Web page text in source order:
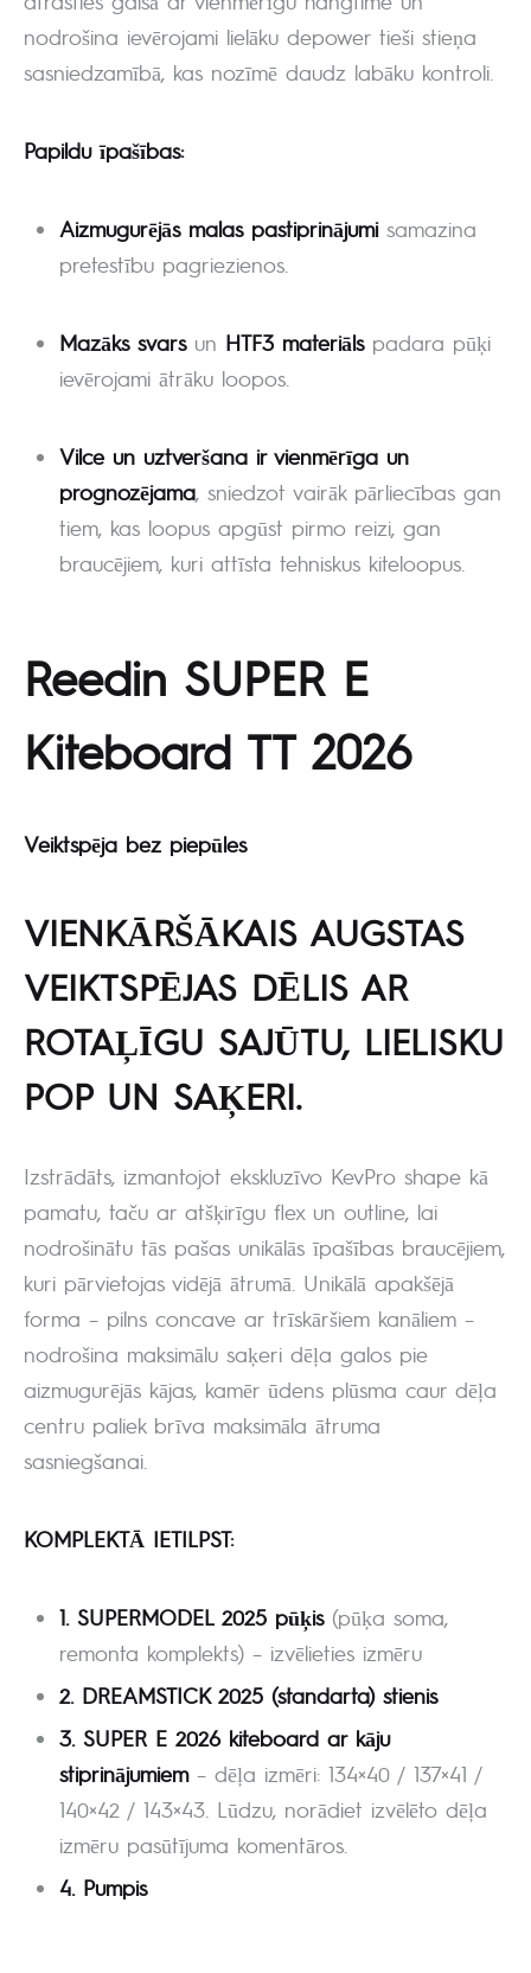
nodrošina ievērojami lielāku depower tieši stieņa
sasniedzamībā, kas nozīmē daudz labāku kontroli.
Papildu īpašības:
Aizmugurējās malas pastiprinājumisamazina
pretestību pagriezienos.
Mazāks svarsun HTF3 materiālspadara pūķi
ievērojami ātrāku loopos.
Vilce un uztveršana ir vienmērīga un
prognozējama, sniedzot vairāk pārliecības gan
tiem, kas loopus apgūst pirmo reizi, gan
braucējiem, kuri attīsta tehniskus kiteloopus.
Reedin SUPER E
Kiteboard TT 2026
Veiktspēja bez piepūles
VIENKĀRŠĀKAIS AUGSTAS
VEIKTSPĒJAS DĒLIS AR
ROTAĻĪGU SAJŪTU, LIELISKU
POP UN SAĶERI.
Izstrādāts, izmantojot ekskluzīvo KevPro shape kā
pamatu, taču ar atšķirīgu flex un outline, lai
nodrošinātu tās pašas unikālās īpašības braucējiem,
kuri pārvietojas vidējā ātrumā. Unikālā apakšējā
forma – pilns concave ar trīskāršiem kanāliem –
nodrošina maksimālu saķeri dēļa galos pie
aizmugurējās kājas, kamēr ūdens plūsma caur dēļa
centru paliek brīva maksimāla ātruma
sasniegšanai.
KOMPLEKTĀ IETILPST:
1. SUPERMODEL 2025 pūķis(pūķa soma,
remonta komplekts) – izvēlieties izmēru
2. DREAMSTICK 2025 (standarta) stienis
3. SUPER E 2026 kiteboard ar kāju
stiprinājumiem– dēļa izmēri: 134×40 / 137×41 /
140×42 / 143×43. Lūdzu, norādiet izvēlēto dēļa
izmēru pasūtījuma komentāros.
4. Pumpis